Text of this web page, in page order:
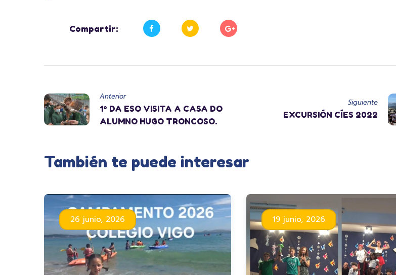
Compartir:
Anterior
1º DA ESO VISITA A CASA DO
ALUMNO HUGO TRONCOSO.
Siguiente
EXCURSIÓN CÍES 2022
También te puede interesar
26 junio, 2026 19 junio, 2026